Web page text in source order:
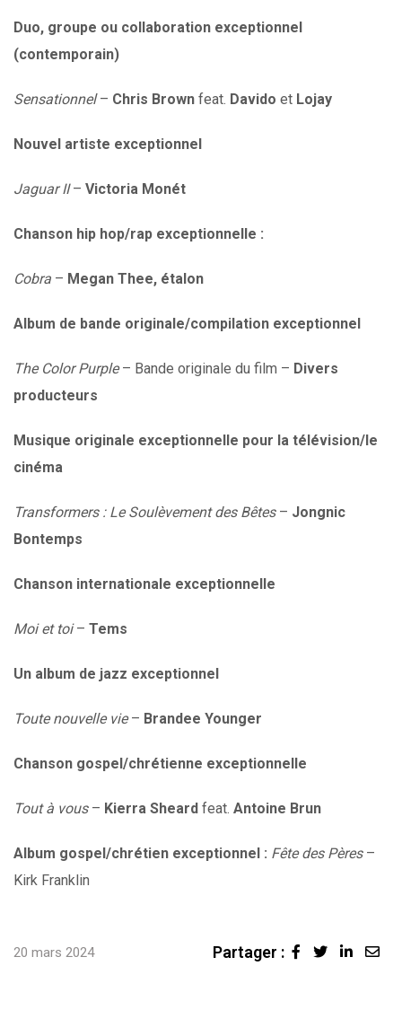
Duo, groupe ou collaboration exceptionnel
(contemporain)
Sensationnel– Chris Brown feat. Davido et Lojay
Nouvel artiste exceptionnel
Jaguar II– Victoria Monét
Chanson hip hop/rap exceptionnelle :
Cobra – Megan Thee, étalon
Album de bande originale/compilation exceptionnel
The Color Purple– Bande originale du film – Divers
producteurs
Musique originale exceptionnelle pour la télévision/le
cinéma
Transformers : Le Soulèvement des Bêtes– Jongnic
Bontemps
Chanson internationale exceptionnelle
Moi et toi– Tems
Un album de jazz exceptionnel
Toute nouvelle vie– Brandee Younger
Chanson gospel/chrétienne exceptionnelle
Tout à vous– Kierra Sheard feat. Antoine Brun
Album gospel/chrétien exceptionnel : Fête des Pères–
Kirk Franklin
20 mars 2024 Partager :